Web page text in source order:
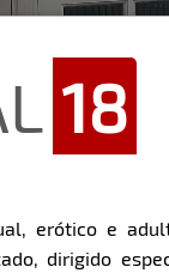
18
erótico e
dirigido